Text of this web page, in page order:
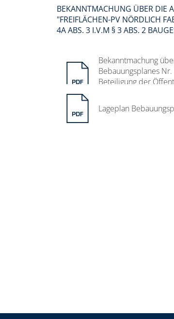
BEKANNTMACHUNG ÜBER DIE
"FREIFLÄCHEN-PV NÖRDLICH
ABS. 3 I.V.M § 3 ABS. 2
Bekanntmachung
Bebauungsplanes
Beteiligung der
Lageplan